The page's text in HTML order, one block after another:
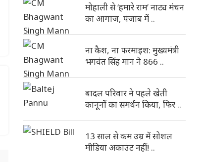
मोहाली से ‘हमारे राम’ नाट्य मंचन
का आगाज, पंजाब में ..
ना कैश, ना फरमाइश: मुख्यमंत्री
भगवंत सिंह मान ने 866 ..
बादल परिवार ने पहले खेती
कानूनों का समर्थन किया, फिर ..
13 साल से कम उम्र में सोशल
मीडिया अकाउंट नहीं! ..